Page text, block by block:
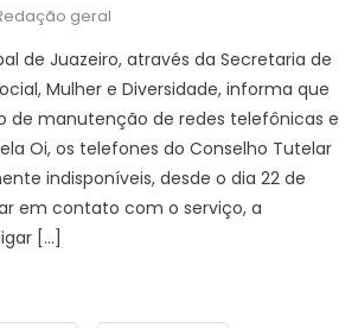
geral
de Juazeiro, através da Secretaria de
Mulher e Diversidade, informa que
de manutenção de redes telefônicas e
Oi, os telefones do Conselho Tutelar
indisponíveis, desde o dia 22 de
em contato com o serviço, a
[…]